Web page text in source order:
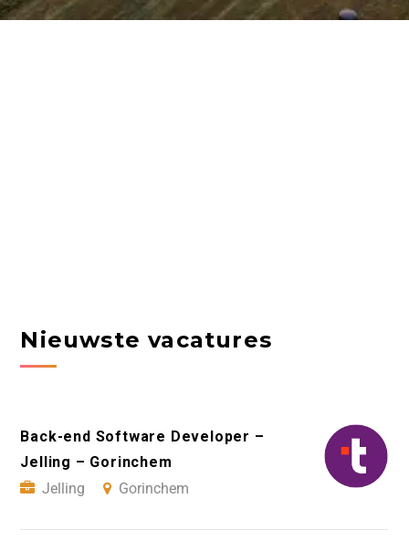
Nieuwste vacatures
Back-end Software Developer –
Jelling – Gorinchem
Jelling
Gorinchem